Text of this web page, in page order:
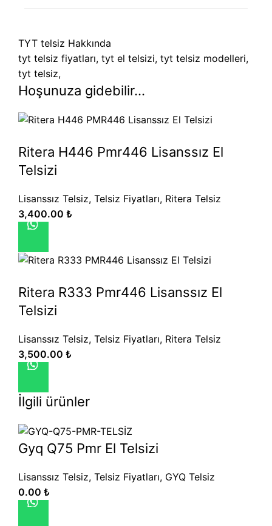
TYT telsiz Hakkında
tyt telsiz fiyatları, tyt el telsizi, tyt telsiz modelleri,
tyt telsiz,
Hoşunuza gidebilir…
Ritera H446 Pmr446 Lisanssız El
Telsizi
Lisanssız Telsiz, Telsiz Fiyatları, Ritera Telsiz
3,400.00 ₺
Ritera R333 Pmr446 Lisanssız El
Telsizi
Lisanssız Telsiz, Telsiz Fiyatları, Ritera Telsiz
3,500.00 ₺
İlgili ürünler
Gyq Q75 Pmr El Telsizi
Lisanssız Telsiz, Telsiz Fiyatları, GYQ Telsiz
0.00 ₺